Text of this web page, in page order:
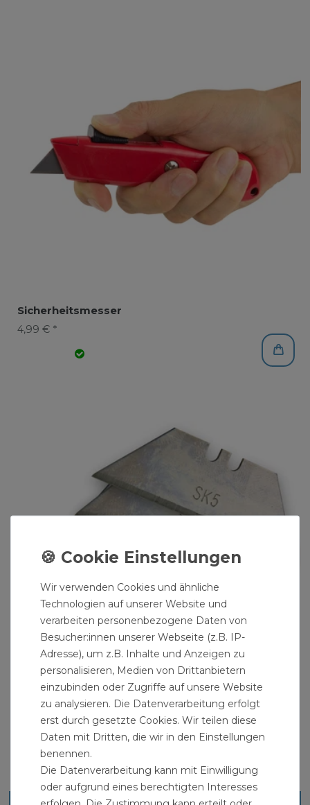
Sicherheitsmesser
4,99 € *
5x Trapezklingen für Sicherheitsmesser 60x19
1,99 € *
Stück | 0,40 € / Stück
Wir verwenden Cookies und ähnliche
Technologien auf unserer Website und
verarbeiten personenbezogene Daten von
Besucher:innen unserer Webseite (z.B. IP-
Adresse), um z.B. Inhalte und Anzeigen zu
personalisieren, Medien von Drittanbietern
einzubinden oder Zugriffe auf unsere Website
zu analysieren. Die Datenverarbeitung erfolgt
erst durch gesetzte Cookies. Wir teilen diese
Daten mit Dritten, die wir in den Einstellungen
benennen.
Die Datenverarbeitung kann mit Einwilligung
oder aufgrund eines berechtigten Interesses